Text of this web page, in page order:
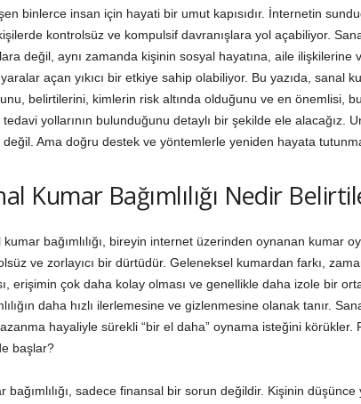
binlerce insan için hayati bir umut kapısıdır. İnternetin
kontrolsüz ve kompulsif davranışlara yol açabiliyor.
değil, aynı zamanda kişinin sosyal hayatına, aile ilişkilerine
açan yıkıcı bir etkiye sahip olabiliyor. Bu yazıda, sanal
belirtilerini, kimlerin risk altında olduğunu ve en önemlisi,
tedavi yollarının bulunduğunu detaylı bir şekilde ele alacağız.
değil. Ama doğru destek ve yöntemlerle yeniden hayata
Kumar Bağımlılığı Nedir
kumar bağımlılığı, bireyin internet üzerinden oynanan kumar
ve zorlayıcı bir dürtüdür. Geleneksel kumardan farkı,
erişimin çok daha kolay olması ve genellikle daha izole bir
daha hızlı ilerlemesine ve gizlenmesine olanak tanır.
hayaliyle sürekli “bir el daha” oynama isteğini körükler.
başlar?
bağımlılığı, sadece finansal bir sorun değildir. Kişinin düşünce